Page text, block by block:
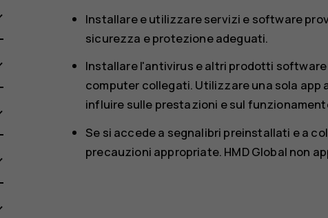
Installare e utilizzare servizi e software
sicurezza e protezione adeguati.
Installare l'antivirus e altri prodotti
computer collegati. Utilizzare una sola app
influire sulle prestazioni e sul
Se si accede a segnalibri preinstallati e a
precauzioni appropriate. HMD Global non